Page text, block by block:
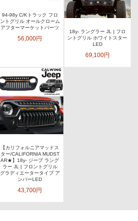
94-98y C/Kトラック フロ
ントグリル オールクローム
アフターマーケットパーツ
56,000円
18y- ラングラー JL | フロ
ントグリル ホワイトスター
LED
69,100円
【カリフォルニアマッドス
ター/CALIFORNIA MUDST
AR★】18y- ジープ ラング
ラー JL | フロントグリル
グラディエータータイプ ア
ンバーLED
43,700円